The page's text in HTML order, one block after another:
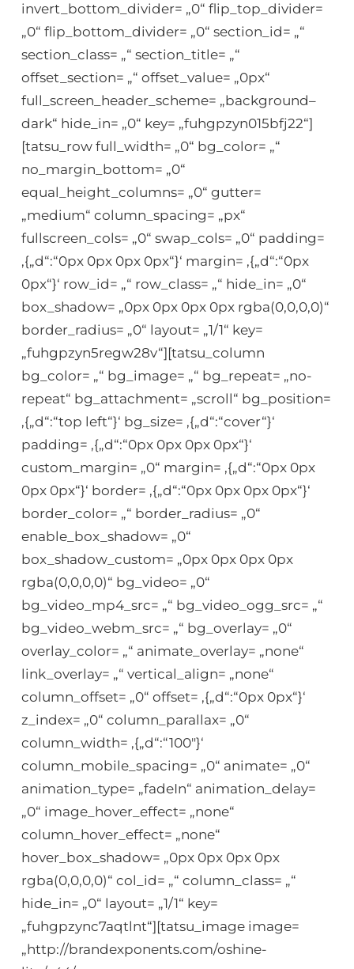
invert_bottom_divider= „0“ flip_top_divider=
„0“ flip_bottom_divider= „0“ section_id= „“
section_class= „“ section_title= „“
offset_section= „“ offset_value= „0px“
full_screen_header_scheme= „background–
dark“ hide_in= „0“ key= „fuhgpzyn015bfj22“]
[tatsu_row full_width= „0“ bg_color= „“
no_margin_bottom= „0“
equal_height_columns= „0“ gutter=
„medium“ column_spacing= „px“
fullscreen_cols= „0“ swap_cols= „0“ padding=
‚{„d“:“0px 0px 0px 0px“}‘ margin= ‚{„d“:“0px
0px“}‘ row_id= „“ row_class= „“ hide_in= „0“
box_shadow= „0px 0px 0px 0px rgba(0,0,0,0)“
border_radius= „0“ layout= „1/1“ key=
„fuhgpzyn5regw28v“][tatsu_column
bg_color= „“ bg_image= „“ bg_repeat= „no-
repeat“ bg_attachment= „scroll“ bg_position=
‚{„d“:“top left“}‘ bg_size= ‚{„d“:“cover“}‘
padding= ‚{„d“:“0px 0px 0px 0px“}‘
custom_margin= „0“ margin= ‚{„d“:“0px 0px
0px 0px“}‘ border= ‚{„d“:“0px 0px 0px 0px“}‘
border_color= „“ border_radius= „0“
enable_box_shadow= „0“
box_shadow_custom= „0px 0px 0px 0px
rgba(0,0,0,0)“ bg_video= „0“
bg_video_mp4_src= „“ bg_video_ogg_src= „“
bg_video_webm_src= „“ bg_overlay= „0“
overlay_color= „“ animate_overlay= „none“
link_overlay= „“ vertical_align= „none“
column_offset= „0“ offset= ‚{„d“:“0px 0px“}‘
z_index= „0“ column_parallax= „0“
column_width= ‚{„d“:“100″}‘
column_mobile_spacing= „0“ animate= „0“
animation_type= „fadeIn“ animation_delay=
„0“ image_hover_effect= „none“
column_hover_effect= „none“
hover_box_shadow= „0px 0px 0px 0px
rgba(0,0,0,0)“ col_id= „“ column_class= „“
hide_in= „0“ layout= „1/1“ key=
„fuhgpzync7aqtlnt“][tatsu_image image=
„http://brandexponents.com/oshine-